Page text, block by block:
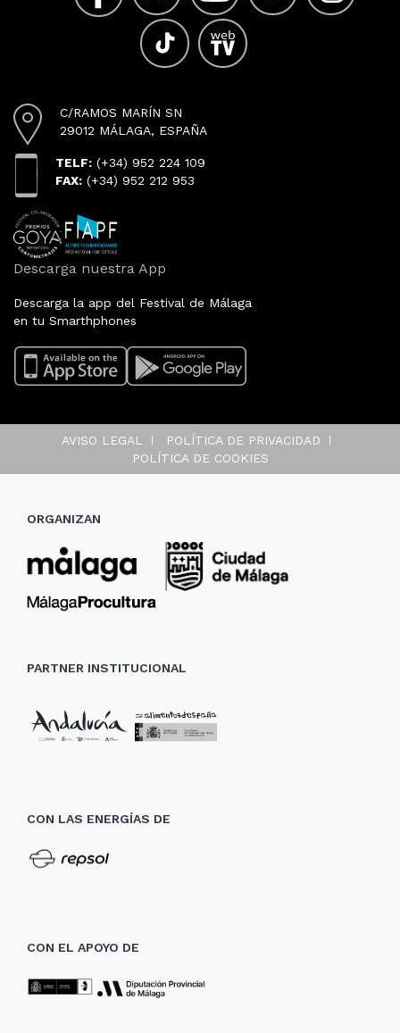
C/RAMOS MARÍN SN
29012 MÁLAGA, ESPAÑA
TELF: (+34) 952 224 109
FAX: (+34) 952 212 953
Descarga nuestra App
Descarga la app del Festival de Málaga
en tu Smarthphones
AVISO LEGAL
POLÍTICA DE PRIVACIDAD
POLÍTICA DE COOKIES
ORGANIZAN
PARTNER INSTITUCIONAL
CON LAS ENERGÍAS DE
CON EL APOYO DE